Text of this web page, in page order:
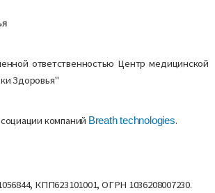
ответственностью Центр медицинской
Здоровья"
компаний Breath technologies.
КПП623101001, ОГРН 1036208007230.